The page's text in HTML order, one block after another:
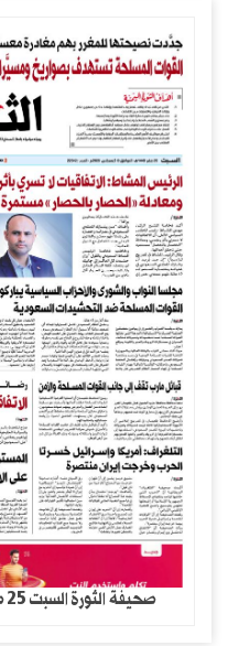
صحيفة الثورة السبت 25 صفر1448 – 8 اغسطس 2026